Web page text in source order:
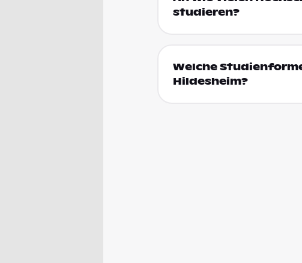
studieren?
Welche
Hildesheim?